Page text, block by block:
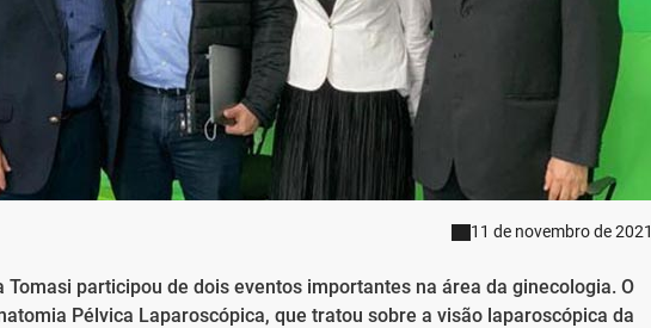
11 de novembro de 2021
Tomasi participou de dois eventos importantes na área da ginecologia. O
Pélvica Laparoscópica, que tratou sobre a visão laparoscópica da